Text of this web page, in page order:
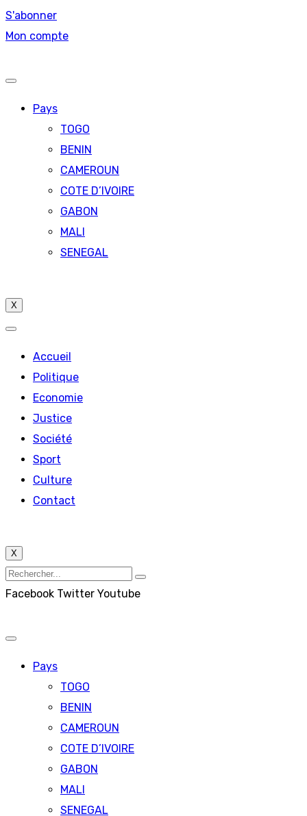
S'abonner
Mon compte
Pays
TOGO
BENIN
CAMEROUN
COTE D’IVOIRE
GABON
MALI
SENEGAL
X
Accueil
Politique
Economie
Justice
Société
Sport
Culture
Contact
X
Facebook Twitter Youtube
Pays
TOGO
BENIN
CAMEROUN
COTE D’IVOIRE
GABON
MALI
SENEGAL